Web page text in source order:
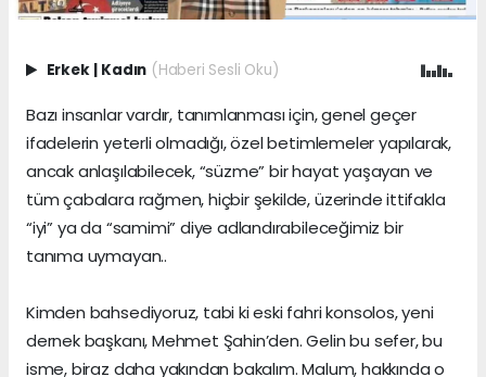
Erkek Kadın (Haberi Sesli Oku)
Bazı insanlar vardır, tanımlanması için, genel geçer
ifadelerin yeterli olmadığı, özel betimlemeler yapılarak,
ancak anlaşılabilecek, “süzme” bir hayat yaşayan ve
tüm çabalara rağmen, hiçbir şekilde, üzerinde ittifakla
“iyi” ya da “samimi” diye adlandırabileceğimiz bir
tanıma uymayan..
Kimden bahsediyoruz, tabi ki eski fahri konsolos, yeni
dernek başkanı, Mehmet Şahin’den. Gelin bu sefer, bu
isme, biraz daha yakından bakalım. Malum, hakkında o